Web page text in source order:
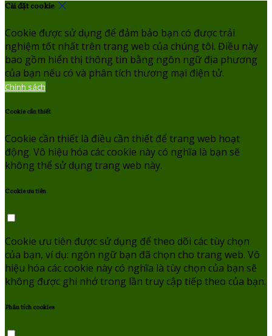
Cài đặt cookie
Cookie được sử dụng để đảm bảo bạn có được trải
nghiệm tốt nhất trên trang web của chúng tôi. Điều này
bao gồm hiển thị thông tin bằng ngôn ngữ địa phương
của bạn nếu có và phân tích thương mại điện tử.
Chính sách
Cookie cần thiết
Cookie cần thiết là điều cần thiết để trang web hoạt
động. Vô hiệu hóa các cookie này có nghĩa là bạn sẽ
không thể sử dụng trang web này.
Cookie ưu tiên
Cookie ưu tiên được sử dụng để theo dõi các tùy chọn
của bạn, ví dụ: ngôn ngữ bạn đã chọn cho trang web. Vô
hiệu hóa các cookie này có nghĩa là tùy chọn của bạn sẽ
không được ghi nhớ trong lần truy cập tiếp theo của bạn.
Phân tích cookies